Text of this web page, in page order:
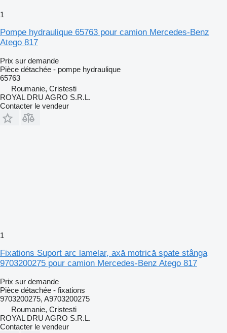
1
Pompe hydraulique 65763 pour camion Mercedes-Benz
Atego 817
Prix sur demande
Pièce détachée - pompe hydraulique
65763
Roumanie, Cristesti
ROYAL DRU AGRO S.R.L.
Contacter le vendeur
1
Fixations Suport arc lamelar, axă motrică spate stânga
9703200275 pour camion Mercedes-Benz Atego 817
Prix sur demande
Pièce détachée - fixations
9703200275, A9703200275
Roumanie, Cristesti
ROYAL DRU AGRO S.R.L.
Contacter le vendeur